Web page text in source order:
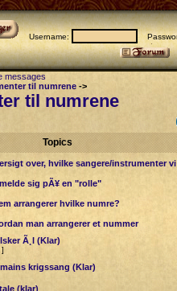
Username:
messages
til numrene ->
til numrene
Topics
over, hvilke sangere/instrumenter
sig pÃ¥ en "rolle"
arrangerer hvilke numre?
man arrangerer et nummer
Ã¸l (Klar)
]
krigssang (Klar)
(klar)